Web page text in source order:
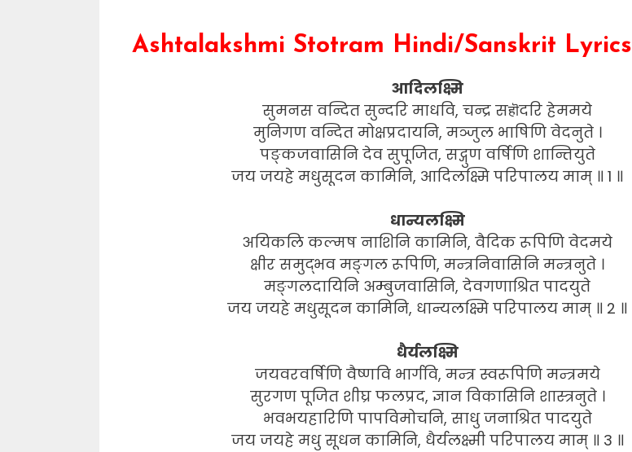
Ashtalakshmi Stotram Hindi/Sanskrit Lyrics
आदिलक्ष्मि
सुमनस वन्दित सुन्दरि माधवि, चन्द्र सहॊदरि हेममये
मुनिगण वन्दित मोक्षप्रदायनि, मञ्जुल भाषिणि वेदनुते ।
पङ्कजवासिनि देव सुपूजित, सद्गुण वर्षिणि शान्तियुते
जय जयहे मधुसूदन कामिनि, आदिलक्ष्मि परिपालय माम् ॥ 1 ॥
धान्यलक्ष्मि
अयिकलि कल्मष नाशिनि कामिनि, वैदिक रूपिणि वेदमये
क्षीर समुद्भव मङ्गल रूपिणि, मन्त्रनिवासिनि मन्त्रनुते ।
मङ्गलदायिनि अम्बुजवासिनि, देवगणाश्रित पादयुते
जय जयहे मधुसूदन कामिनि, धान्यलक्ष्मि परिपालय माम् ॥ 2 ॥
धैर्यलक्ष्मि
जयवरवर्षिणि वैष्णवि भार्गवि, मन्त्र स्वरूपिणि मन्त्रमये
सुरगण पूजित शीघ्र फलप्रद, ज्ञान विकासिनि शास्त्रनुते ।
भवभयहारिणि पापविमोचनि, साधु जनाश्रित पादयुते
जय जयहे मधु सूधन कामिनि, धैर्यलक्ष्मी परिपालय माम् ॥ 3 ॥